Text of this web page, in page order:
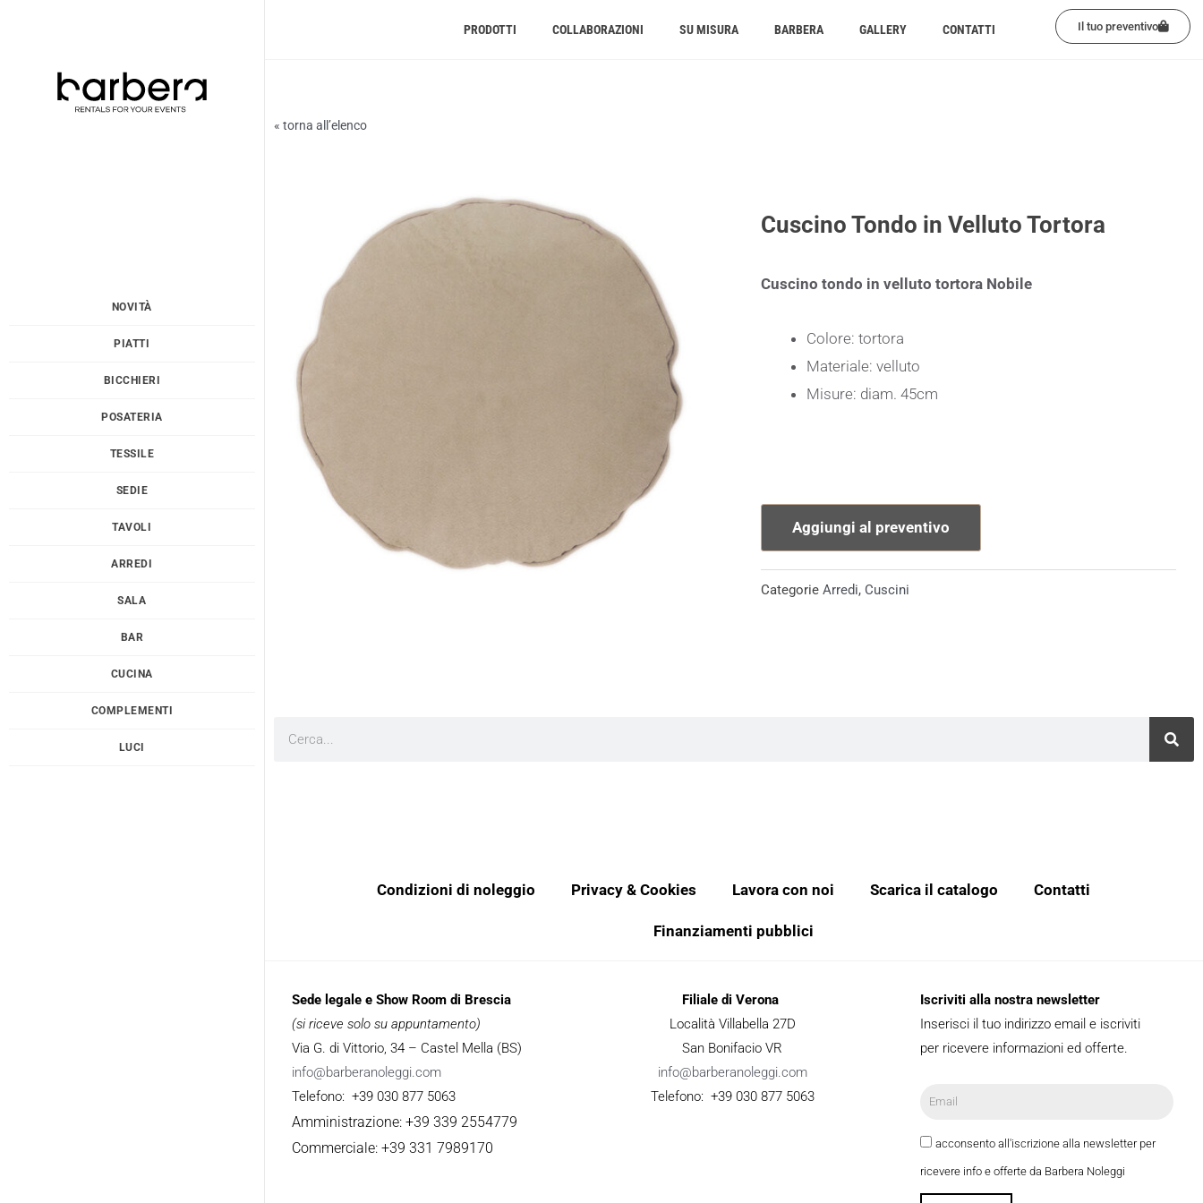
contenuto
NOVITÀ
PIATTI
BICCHIERI
POSATERIA
TESSILE
SEDIE
TAVOLI
ARREDI
SALA
BAR
CUCINA
COMPLEMENTI
LUCI
PRODOTTI COLLABORAZIONI SU MISURA BARBERA GALLERY CONTATTI Il tuo preventivo
« torna all’elenco
Cuscino Tondo in Velluto Tortora
Cuscino tondo in velluto tortora Nobile
Colore: tortora
Materiale: velluto
Misure: diam. 45cm
Aggiungi al preventivo
Categorie Arredi, Cuscini
Cerca
Condizioni di noleggio Privacy & Cookies Lavora con noi Scarica il catalogo Contatti
Finanziamenti pubblici
Sede legale e Show Room di Brescia
(si riceve solo su appuntamento)
Via G. di Vittorio, 34 – Castel Mella (BS)
info@barberanoleggi.com
Telefono: +39 030 877 5063
Amministrazione: +39 339 2554779
Commerciale: +39 331 7989170
Filiale di Verona
Località Villabella 27D
San Bonifacio VR
info@barberanoleggi.com
Telefono: +39 030 877 5063
Iscriviti alla nostra newsletter
Inserisci il tuo indirizzo email e iscriviti
per ricevere informazioni ed offerte.
acconsento all'iscrizione alla newsletter per
ricevere info e offerte da Barbera Noleggi